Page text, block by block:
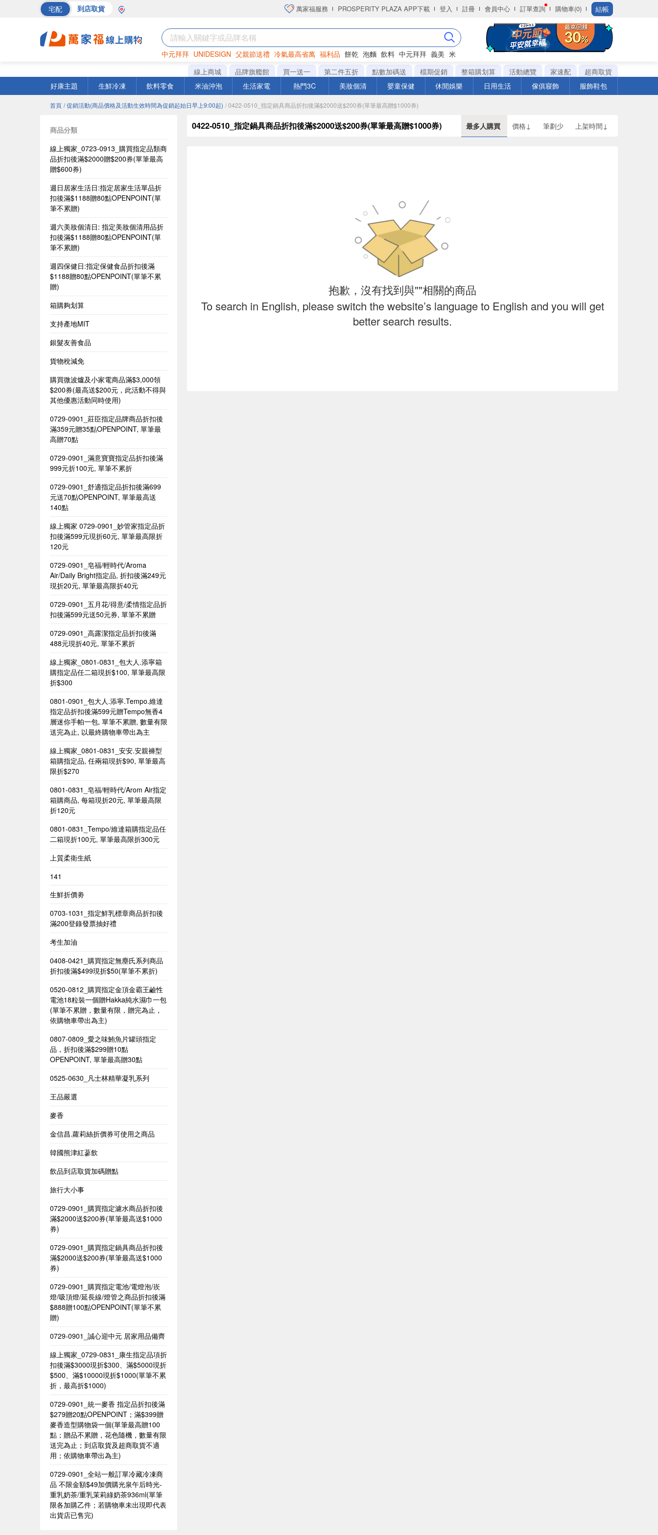
宅配 到店取貨 萬家福服務 PROSPERITY PLAZA APP下載 登入 註冊 會員中心 訂單查詢 購物車(0) 結帳
中元拜拜 UNIDESIGN 父親節送禮 冷氣最高省萬 福利品 餅乾 泡麵 飲料 中元拜拜 義美 米
罐頭 海苔 洋芋片
線上商城 品牌旗艦館 買一送一 第二件五折 點數加碼送 檔期促銷 整箱購划算 活動總覽 家速配
超商取貨
好康主題
生鮮冷凍 飲料零食 米油沖泡 生活家電 熱門3C 美妝個清 嬰童保健 休閒娛樂 日用生活 傢俱寢飾 服飾鞋包
首頁 / 促銷活動(商品價格及活動生效時間為促銷起始日早上9:00起) / 0422-0510_指定鍋具商品折扣後滿$2000送$200券(單筆最高贈$1000券)
商品分類
線上獨家_0723-0913_購買指定品類商
品折扣後滿$2000贈$200券(單筆最高
贈$600券)
週日居家生活日:指定居家生活單品折
扣後滿$1188贈80點OPENPOINT(單
筆不累贈)
週六美妝個清日: 指定美妝個清用品折
扣後滿$1188贈80點OPENPOINT(單
筆不累贈)
週四保健日:指定保健食品折扣後滿
$1188贈80點OPENPOINT(單筆不累
贈)
箱購夠划算
支持產地MIT
銀髮友善食品
貨物稅減免
購買微波爐及小家電商品滿$3,000領
$200券(最高送$200元，此活動不得與
其他優惠活動同時使用)
0729-0901_莊臣指定品牌商品折扣後
滿359元贈35點OPENPOINT, 單筆最
高贈70點
0729-0901_滿意寶寶指定品折扣後滿
999元折100元, 單筆不累折
0729-0901_舒適指定品折扣後滿699
元送70點OPENPOINT, 單筆最高送
140點
線上獨家 0729-0901_妙管家指定品折
扣後滿599元現折60元, 單筆最高限折
120元
0729-0901_皂福/輕時代/Aroma
Air/Daily Bright指定品, 折扣後滿249元
現折20元, 單筆最高限折40元
0729-0901_五月花/得意/柔情指定品折
扣後滿599元送50元券, 單筆不累贈​
0729-0901_高露潔指定品折扣後滿
488元現折40元, 單筆不累折
線上獨家_0801-0831_包大人.添寧箱
購指定品任二箱現折$100, 單筆最高限
折$300
0801-0901_包大人.添寧.Tempo.維達
指定品折扣後滿599元贈Tempo無香4
層迷你手帕一包, 單筆不累贈, 數量有限
送完為止, 以最終購物車帶出為主
線上獨家_0801-0831_安安.安親褲型
箱購指定品, 任兩箱現折$90, 單筆最高
限折$270
0801-0831_皂福/輕時代/Arom Air指定
箱購商品, 每箱現折20元, 單筆最高限
折120元
0801-0831_Tempo/維達箱購指定品任
二箱現折100元, 單筆最高限折300元
上質柔衛生紙
141
生鮮折價劵
0703-1031_指定鮮乳標章商品折扣後
滿200登錄發票抽好禮
考生加油
0408-0421_購買指定無塵氏系列商品
折扣後滿$499現折$50(單筆不累折)
0520-0812_購買指定金頂金霸王鹼性
電池18粒裝一個贈Hakka純水濕巾一包​
(單筆不累贈，數量有限，贈完為止，
依購物車帶出為主)​
0807-0809_愛之味鮪魚片罐頭指定
品，折扣後滿$299贈10點
OPENPOINT, 單筆最高贈30點
0525-0630_凡士林精華凝乳系列
王品嚴選
麥香
金信昌.蘿莉絲折價券可使用之商品
韓國熊津紅蔘飲
飲品到店取貨加碼贈點
旅行大小事
0729-0901_購買指定濾水商品折扣後
滿$2000送$200券(單筆最高送$1000
券)
0729-0901_購買指定鍋具商品折扣後
滿$2000送$200券(單筆最高送$1000
券)
0729-0901_購買指定電池/電燈泡/崁
燈/吸頂燈/延長線/燈管之商品折扣後滿
$888贈100點OPENPOINT(單筆不累
贈)
0729-0901_誠心迎中元 居家用品備齊
線上獨家_0729-0831_康生指定品項折
扣後滿$3000現折$300、滿$5000現折
$500、滿$10000現折$1000(單筆不累
折，最高折$1000)
0729-0901_統一麥香​ 指定品折扣後滿
$279贈20點OPENPOINT；滿$399贈
麥香造型購物袋一個(單筆最高贈100
點；贈品不累贈，花色隨機，數量有限
送完為止；到店取貨及超商取貨不適
用；依購物車帶出為主)​
0729-0901_全站一般訂單冷藏冷凍商
品 不限金額$49加價購光泉午后時光-
重乳奶茶/重乳茉莉綠奶茶936ml(單筆
限各加購乙件；若購物車未出現即代表
出貨店已售完)
0422-0510_指定鍋具商品折扣後滿$2000送$200券(單筆最高贈$1000券) 最多人購買 價格↓ 筆劃少 上架時間↓
抱歉，沒有找到與""相關的商品
To search in English, please switch the website’s language to English and you will get
better search results.